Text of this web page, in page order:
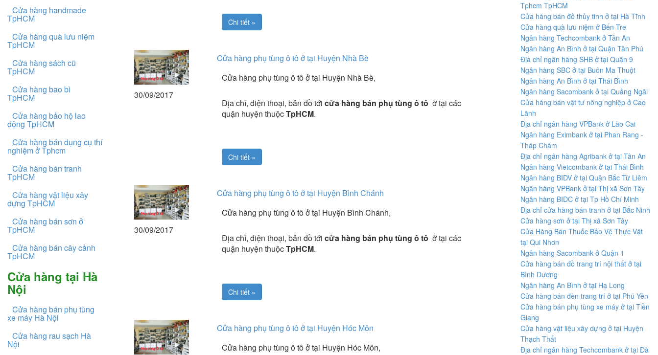
Cửa hàng handmade
TpHCM
Cửa hàng quà lưu niệm
TpHCM
Cửa hàng sách cũ
TpHCM
Cửa hàng bao bì
TpHCM
Cửa hàng bảo hộ lao
động TpHCM
Cửa hàng bán dụng cụ thí
nghiệm ở Tphcm
Cửa hàng bán tranh
TpHCM
Cửa hàng vật liệu xây
dựng TpHCM
Cửa hàng bán sơn ở
TpHCM
Cửa hàng bán cây cảnh
TpHCM
Cửa hàng tại Hà
Nội
Cửa hàng bán phụ tùng
xe máy Hà Nội
Cửa hàng rau sạch Hà
Nội
Chi tiết »
30/09/2017
Cửa hàng phụ tùng ô tô ở tại Huyện Nhà Bè
Cửa hàng phụ tùng ô tô ở tại Huyện Nhà Bè,
Địa chỉ, điện thoại, bản đồ tới cửa hàng bán phụ tùng ô tô ở tại các
quận huyện thuộcTpHCM.
Chi tiết »
30/09/2017
Cửa hàng phụ tùng ô tô ở tại Huyện Bình Chánh
Cửa hàng phụ tùng ô tô ở tại Huyện Bình Chánh,
Địa chỉ, điện thoại, bản đồ tới cửa hàng bán phụ tùng ô tô ở tại các
quận huyện thuộcTpHCM.
Chi tiết »
Cửa hàng phụ tùng ô tô ở tại Huyện Hóc Môn
Cửa hàng phụ tùng ô tô ở tại Huyện Hóc Môn,
Tphcm TpHCM
Cửa hàng bán đồ thủy tinh ở tại Hà Tĩnh
Cửa hàng quà lưu niệm ở Bến Tre
Ngân hàng Techcombank ở Tân An
Ngân hàng An Bình ở tại Quận Tân Phú
Địa chỉ ngân hàng SHB ở tại Quận 9
Ngân hàng SBC ở tại Buôn Ma Thuột
Ngân hàng An Bình ở tại Thái Bình
Ngân hàng Sacombank ở tại Quảng Ngãi
Cửa hàng bán vật tư nông nghiệp ở Cao
Lãnh
Địa chỉ ngân hàng VPBank ở Lào Cai
Ngân hàng Eximbank ở tại Phan Rang -
Tháp Chàm
Địa chỉ ngân hàng Agribank ở tại Tân An
Ngân hàng Vietcombank ở tại Thái Bình
Ngân hàng BIDV ở tại Quận Bắc Từ Liêm
Ngân hàng VPBank ở tại Thị xã Sơn Tây
Ngân hàng BIDC ở tại Tp Hồ Chí Minh
Địa chỉ cửa hàng bán tranh ở tại Bắc Ninh
Cửa hàng sơn ở tại Thị xã Sơn Tây
Cửa Hàng Bán Thuốc Bảo Vệ Thực Vật
tại Qui Nhơn
Ngân hàng Sacombank ở Quận 1
Cửa hàng bán đồ trang trí nội thất ở tại
Bình Dương
Ngân hàng An Bình ở tại Hạ Long
Cửa hàng bán đèn trang trí ở tại Phú Yên
Cửa hàng bán phụ tùng xe máy ở tại Tiền
Giang
Cửa hàng vật liệu xây dựng ở tại Huyện
Thạch Thất
Địa chỉ ngân hàng Techcombank ở tại Đà